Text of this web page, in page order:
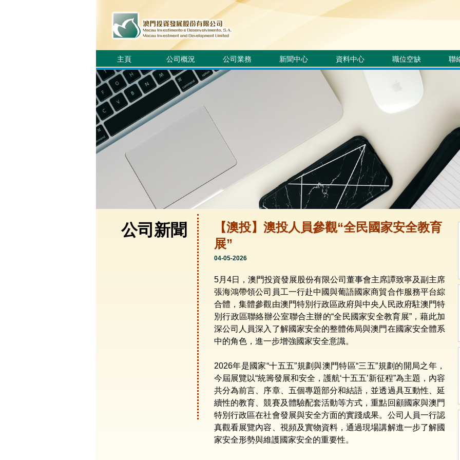
主頁 公司概況 公司業務 新聞中心 資料中心 職位空缺 聯
公司新聞
【澳投】澳投人員參觀“全民國家安全教育
展”
04-05-2026
5月4日，澳門投資發展股份有限公司董事會主席譚致寧及副主席
張海鴻帶領公司員工一行赴中國與葡語國家商貿合作服務平台綜
合體，集體參觀由澳門特別行政區政府與中央人民政府駐澳門特
別行政區聯絡辦公室聯合主辦的“全民國家安全教育展”，藉此加
深公司人員深入了解國家安全的整體佈局與澳門在國家安全體系
中的角色，進一步增強國家安全意識。
2026年是國家“十五五”規劃與澳門特區“三五”規劃的開局之年，
今屆展覽以“統籌發展和安全，護航‘十五五’新征程”為主題，內容
共分為前言、序章、五個專題部分和結語，並透過具互動性、延
續性的教育、競賽及體驗配套活動等方式，重點回顧國家與澳門
特別行政區在社會發展與安全方面的實踐成果。公司人員一行認
真觀看展覽內容、視頻及實物資料，通過現場講解進一步了解國
家安全形勢與維護國家安全的重要性。